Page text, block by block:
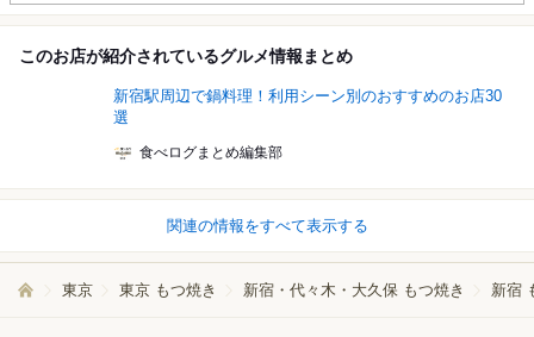
このお店が紹介されているグルメ情報まとめ
新宿駅周辺で鍋料理！利用シーン別のおすすめのお店30
選
食べログまとめ編集部
関連の情報をすべて表示する
東京 東京 もつ焼き 新宿・代々木・大久保 もつ焼き 新宿